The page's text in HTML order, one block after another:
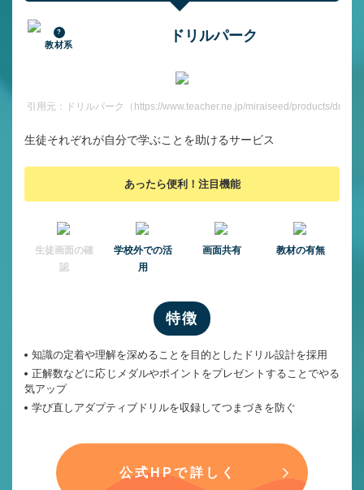
教材系
ドリルパーク
引用元：ドリルパーク（https://www.teacher.ne.jp/miraiseed/products/drill/）
生徒それぞれが自分で学ぶことを助けるサービス
あったら便利！注目機能
⽣徒画⾯の確
認
学校外での活
用
画面共有 教材の有無
特徴
知識の定着や理解を深めることを目的としたドリル設計を採用
正解数などに応じメダルやポイントをプレゼントすることでやる
気アップ
学び直しアダプティブドリルを収録してつまづきを防ぐ
公式HPで詳しく